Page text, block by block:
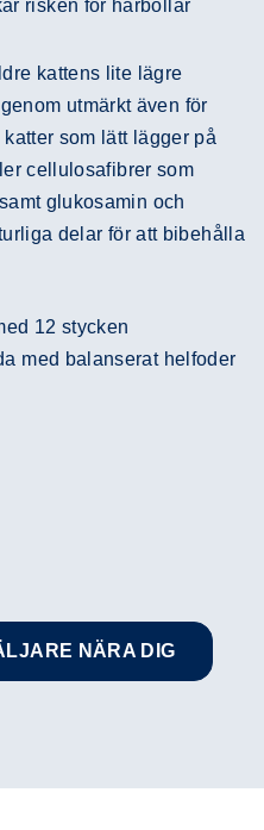
risken för hårbollar
kattens lite lägre
utmärkt även för
som lätt lägger på
cellulosafibrer som
glukosamin och
delar för att bibehålla
12 stycken
med balanserat helfoder
NÄRA DIG